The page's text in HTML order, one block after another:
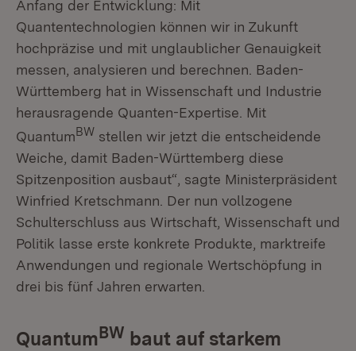
Anfang der Entwicklung: Mit
Quantentechnologien können wir in Zukunft
hochpräzise und mit unglaublicher Genauigkeit
messen, analysieren und berechnen. Baden-
Württemberg hat in Wissenschaft und Industrie
herausragende Quanten-Expertise. Mit
QuantumBW stellen wir jetzt die entscheidende
Weiche, damit Baden-Württemberg diese
Spitzenposition ausbaut“, sagte Ministerpräsident
Winfried Kretschmann. Der nun vollzogene
Schulterschluss aus Wirtschaft, Wissenschaft und
Politik lasse erste konkrete Produkte, marktreife
Anwendungen und regionale Wertschöpfung in
drei bis fünf Jahren erwarten.
QuantumBW baut auf starkem